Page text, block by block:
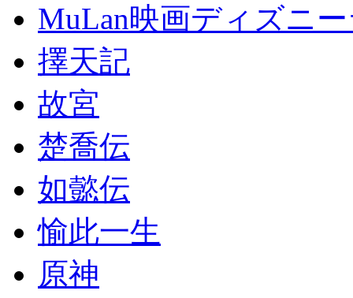
MuLan映画ディズニ
擇天記
故宮
楚喬伝
如懿伝
愉此一生
原神